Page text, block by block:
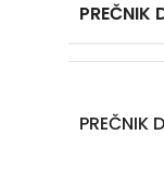
PREČNIK
PREČNIK